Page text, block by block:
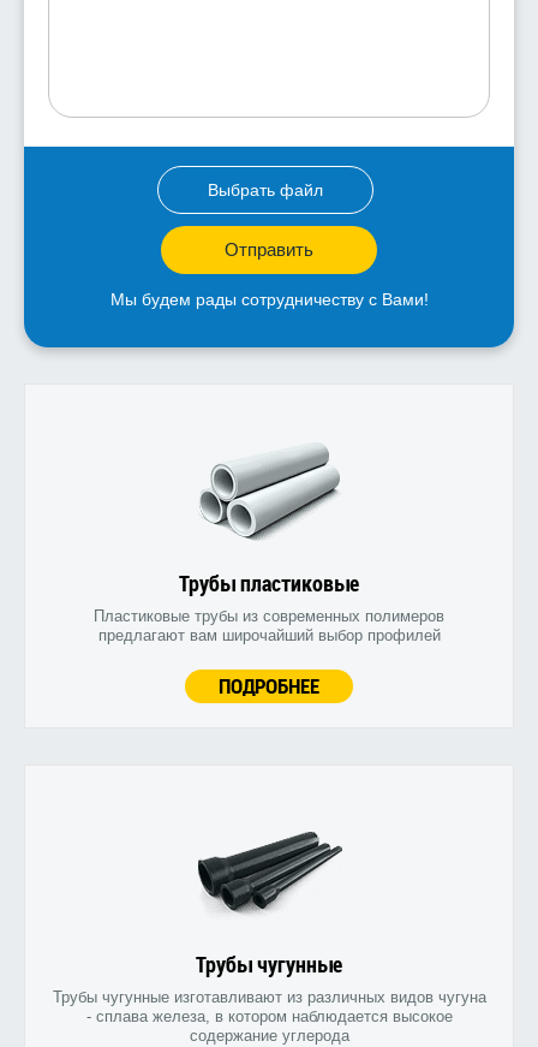
Выбрать файл
Отправить
Мы будем рады сотрудничеству с Вами!
Трубы пластиковые
Пластиковые трубы из современных полимеров
предлагают вам широчайший выбор профилей
ПОДРОБНЕЕ
Трубы чугунные
Трубы чугунные изготавливают из различных видов чугуна
- сплава железа, в котором наблюдается высокое
содержание углерода